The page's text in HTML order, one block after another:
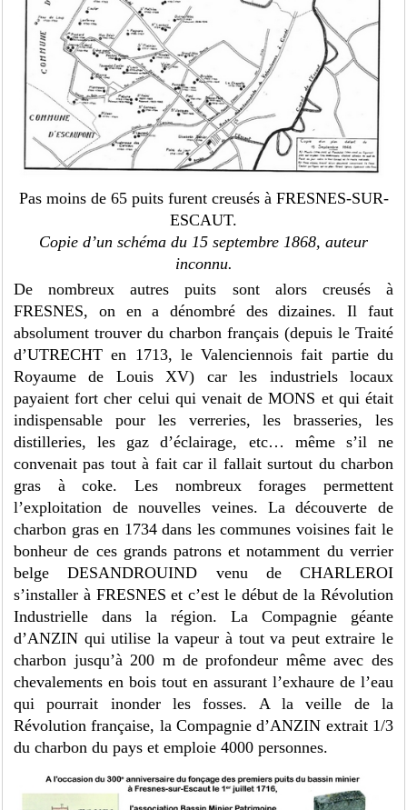
Pas moins de 65 puits furent creusés à FRESNES-SUR-
ESCAUT.
Copie d’un schéma du 15 septembre 1868, auteur
inconnu.
De nombreux autres puits sont alors creusés à
FRESNES, on en a dénombré des dizaines. Il faut
absolument trouver du charbon français (depuis le Traité
d’UTRECHT en 1713, le Valenciennois fait partie du
Royaume de Louis XV) car les industriels locaux
payaient fort cher celui qui venait de MONS et qui était
indispensable pour les verreries, les brasseries, les
distilleries, les gaz d’éclairage, etc… même s’il ne
convenait pas tout à fait car il fallait surtout du charbon
gras à coke. Les nombreux forages permettent
l’exploitation de nouvelles veines. La découverte de
charbon gras en 1734 dans les communes voisines fait le
bonheur de ces grands patrons et notamment du verrier
belge DESANDROUIND venu de CHARLEROI
s’installer à FRESNES et c’est le début de la Révolution
Industrielle dans la région. La Compagnie géante
d’ANZIN qui utilise la vapeur à tout va peut extraire le
charbon jusqu’à 200 m de profondeur même avec des
chevalements en bois tout en assurant l’exhaure de l’eau
qui pourrait inonder les fosses. A la veille de la
Révolution française, la Compagnie d’ANZIN extrait 1/3
du charbon du pays et emploie 4000 personnes.